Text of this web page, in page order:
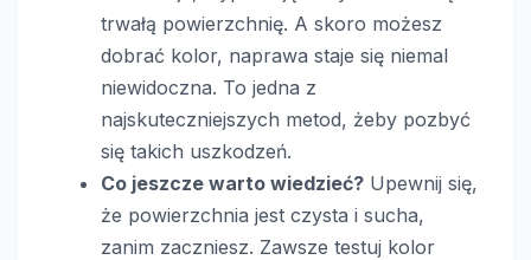
trwałą powierzchnię. A skoro możesz
dobrać kolor, naprawa staje się niemal
niewidoczna. To jedna z
najskuteczniejszych metod, żeby pozbyć
się takich uszkodzeń.
Co jeszcze warto wiedzieć? Upewnij się,
że powierzchnia jest czysta i sucha,
zanim zaczniesz. Zawsze testuj kolor